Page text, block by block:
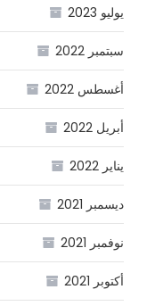
يوليو 2023
سبتمبر 2022
أغسطس 2022
أبريل 2022
يناير 2022
ديسمبر 2021
نوفمبر 2021
أكتوبر 2021